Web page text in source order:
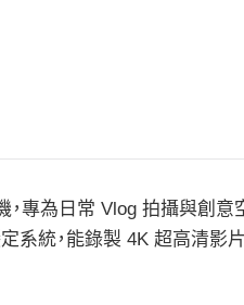
專為日常 Vlog 拍攝與創意
系統，能錄製 4K 超高清影